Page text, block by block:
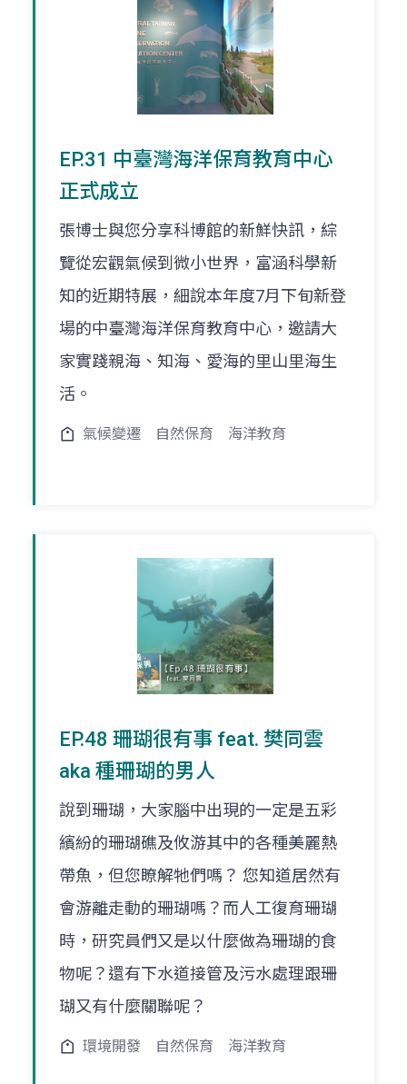
EP.31 中臺灣海洋保育教育中心
正式成立
張博士與您分享科博館的新鮮快訊，綜
覽從宏觀氣候到微小世界，富涵科學新
知的近期特展，細說本年度7月下旬新登
場的中臺灣海洋保育教育中心，邀請大
家實踐親海、知海、愛海的里山里海生
活。
氣候變遷 自然保育 海洋教育
EP.48 珊瑚很有事 feat. 樊同雲
aka 種珊瑚的男人
說到珊瑚，大家腦中出現的一定是五彩
繽紛的珊瑚礁及攸游其中的各種美麗熱
帶魚，但您瞭解牠們嗎？ 您知道居然有
會游離走動的珊瑚嗎？而人工復育珊瑚
時，研究員們又是以什麼做為珊瑚的食
物呢？還有下水道接管及污水處理跟珊
瑚又有什麼關聯呢？
環境開發 自然保育 海洋教育